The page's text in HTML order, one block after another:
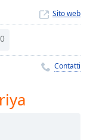
Sito web
0
Contatti